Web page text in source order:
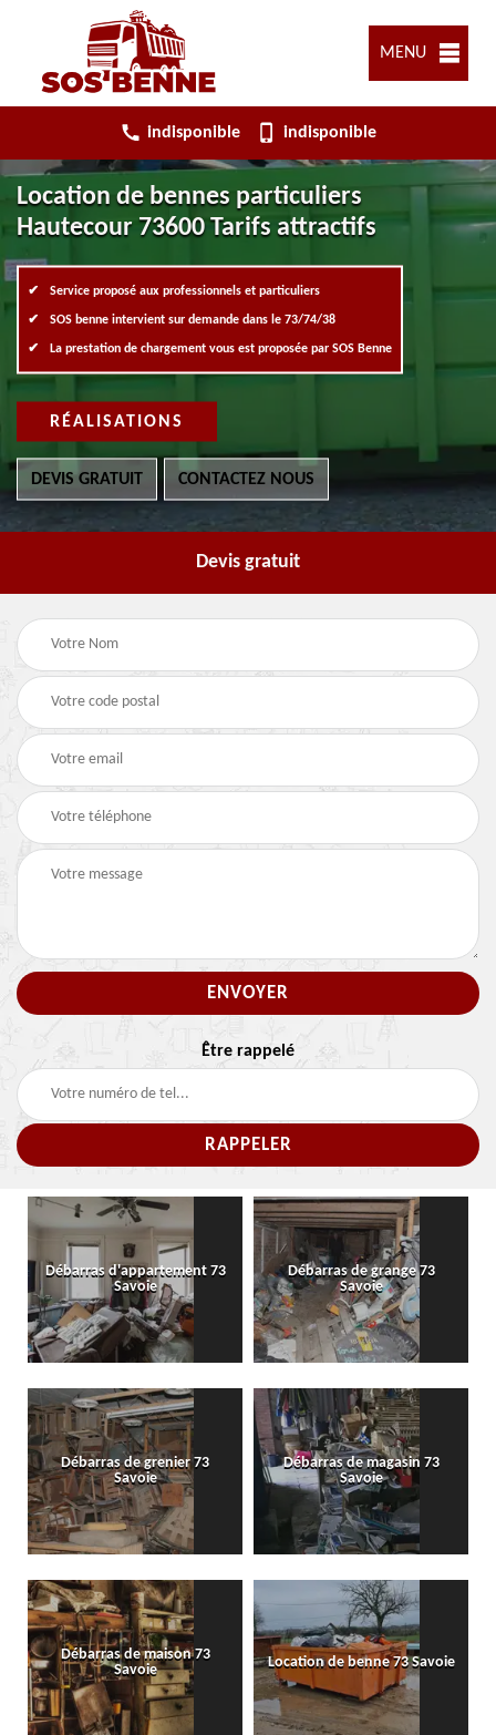
MENU
indisponible indisponible
Location de bennes particuliers
Hautecour 73600 Tarifs attractifs
Service proposé aux professionnels et particuliers
SOS benne intervient sur demande dans le 73/74/38
La prestation de chargement vous est proposée par SOS Benne
RÉALISATIONS
DEVIS GRATUIT CONTACTEZ NOUS
Devis gratuit
Être rappelé
Débarras d'appartement 73
Savoie
Débarras de grange 73
Savoie
Débarras de grenier 73
Savoie
Débarras de magasin 73
Savoie
Débarras de maison 73
Savoie
Location de benne 73 Savoie